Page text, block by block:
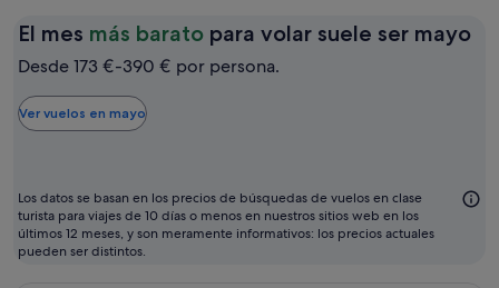
El mes más barato para volar suele ser mayoEl
Desde 173 €-390 € por persona.
Ver vuelos en mayo
Los datos se basan en los precios de búsquedas de vuelos en clase
turista para viajes de 10 días o menos en nuestros sitios web en los
últimos 12 meses, y son meramente informativos: los precios actuales
pueden ser distintos.